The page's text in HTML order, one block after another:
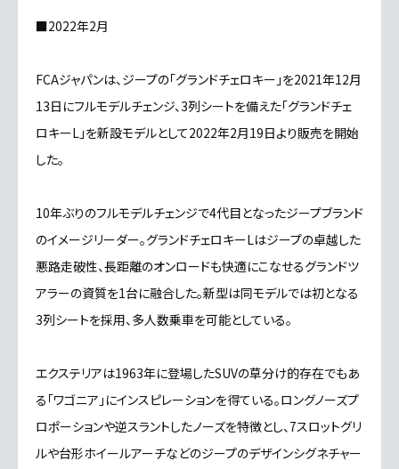
■2022年2月
FCAジャパンは、ジープの「グランドチェロキー」を2021年12月
13日にフルモデルチェンジ、3列シートを備えた「グランドチェ
ロキーL」を新設モデルとして2022年2月19日より販売を開始
した。
10年ぶりのフルモデルチェンジで4代目となったジープブランド
のイメージリーダー。グランドチェロキーLはジープの卓越した
悪路走破性、長距離のオンロードも快適にこなせるグランドツ
アラーの資質を1台に融合した。新型は同モデルでは初となる
3列シートを採用、多人数乗車を可能としている。
エクステリアは1963年に登場したSUVの草分け的存在でもあ
る「ワゴニア」にインスピレーションを得ている。ロングノーズプ
ロポーションや逆スラントしたノーズを特徴とし、7スロットグリ
ルや台形ホイールアーチなどのジープのデザインシグネチャー